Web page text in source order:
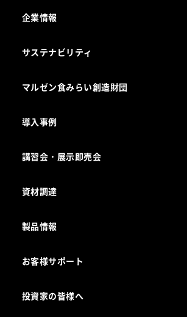
企業情報
会社組織
製品の開発
事業所一覧
サステナビリティ
マルゼン食みらい創造財団
導入事例
講習会・展示即売会
資材調達
製品情報
電気・ガス別厨房機器
お客様サポート
投資家の皆様へ